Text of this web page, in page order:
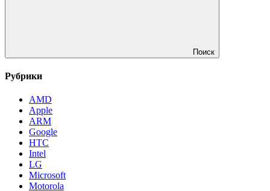
Поиск
Рубрики
AMD
Apple
ARM
Google
HTC
Intel
LG
Microsoft
Motorola